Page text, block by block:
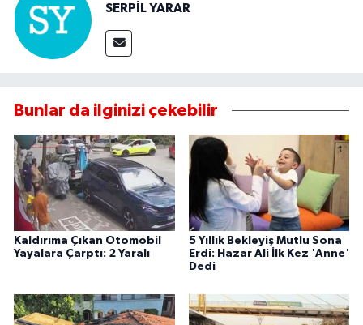
SERPİL YARAR
Bunlar da ilginizi çekebilir
Kaldırıma Çıkan Otomobil
Yayalara Çarptı: 2 Yaralı
5 Yıllık Bekleyiş Mutlu Sona
Erdi: Hazar Ali İlk Kez 'Anne'
Dedi